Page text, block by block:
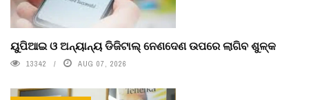
ୟୁପିଆଇ ଓ ଅନ୍ୟାନ୍ୟ ଡିଜିଟାଲ୍ ନେଣଦେଣ ଉପରେ ଲାଗିବ ଶୁଳ୍କ
13342 AUG 07, 2026